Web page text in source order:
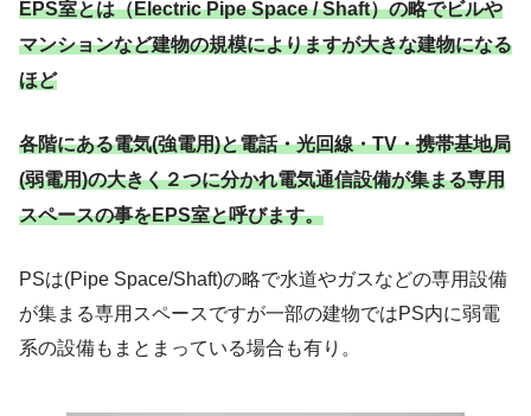
EPS室とは（Electric Pipe Space / Shaft）の略でビルや
マンションなど建物の規模によりますが大きな建物になる
ほど
各階にある電気(強電用)と電話・光回線・TV・携帯基地局
(弱電用)の大きく２つに分かれ電気通信設備が集まる専用
スペースの事をEPS室と呼びます。
PSは(Pipe Space/Shaft)の略で水道やガスなどの専用設備
が集まる専用スペースですが一部の建物ではPS内に弱電
系の設備もまとまっている場合も有り。